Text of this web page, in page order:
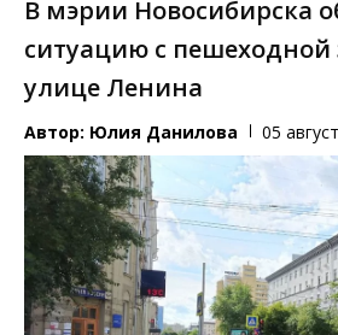
В мэрии Новосибирска
ситуацию с пешеходной
улице Ленина
Автор: Юлия Данилова 05